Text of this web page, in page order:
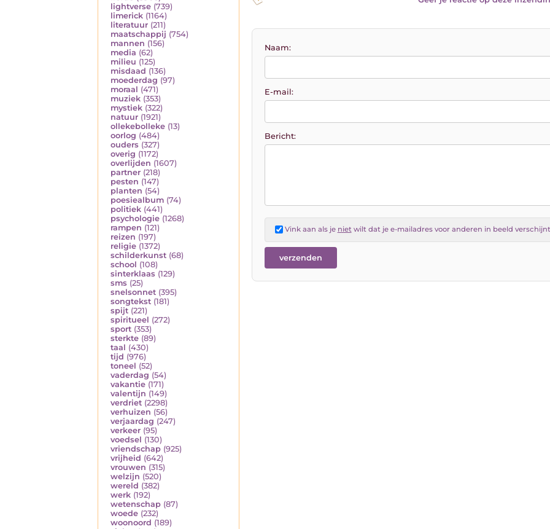
lightverse (739)
limerick (1164)
literatuur (211)
maatschappij (754)
mannen (156)
media (62)
milieu (125)
misdaad (136)
moederdag (97)
moraal (471)
muziek (353)
mystiek (322)
natuur (1921)
ollekebolleke (13)
oorlog (484)
ouders (327)
overig (1172)
overlijden (1607)
partner (218)
pesten (147)
planten (54)
poesiealbum (74)
politiek (441)
psychologie (1268)
rampen (121)
reizen (197)
religie (1372)
schilderkunst (68)
school (108)
sinterklaas (129)
sms (25)
snelsonnet (395)
songtekst (181)
spijt (221)
spiritueel (272)
sport (353)
sterkte (89)
taal (430)
tijd (976)
toneel (52)
vaderdag (54)
vakantie (171)
valentijn (149)
verdriet (2298)
verhuizen (56)
verjaardag (247)
verkeer (95)
voedsel (130)
vriendschap (925)
vrijheid (642)
vrouwen (315)
welzijn (520)
wereld (382)
werk (192)
wetenschap (87)
woede (232)
woonoord (189)
Naam:
E-mail:
Bericht:
Vink aan als je nietwilt dat je e-mailadres voor anderen in beeld verschijnt